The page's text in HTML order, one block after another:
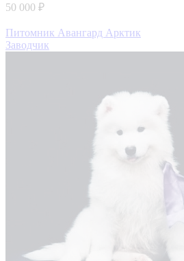
50 000 ₽
Питомник Авангард Арктик
Заводчик